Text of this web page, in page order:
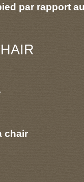
par rapport
chair